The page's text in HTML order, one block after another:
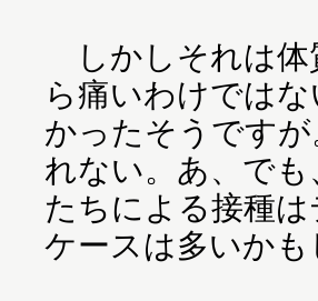
しかしそれは体
ら痛いわけでは
かったそうです
れない。あ、で
たちによる接種
ケースは多いか